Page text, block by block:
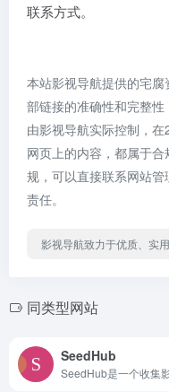
联系方式。
本站影视导航提供的宅
部链接的准确性和完整
由影视导航实际控制，
网页上的内容，都属于
规，可以直接联系网站
责任。
影视导航致力于优质、实
同类型网站
SeedHub